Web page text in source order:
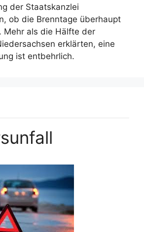
der Staatskanzlei
ob die Brenntage überhaupt
Mehr als die Hälfte der
erklärten, eine
ist entbehrlich.